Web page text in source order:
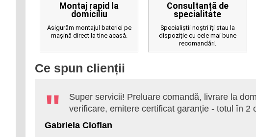
Montaj rapid la
domiciliu
Asigurăm montajul bateriei pe
mașină direct la tine acasă.
Consultanță de
specialitate
Specialiștii noștri îți stau la
dispoziție cu cele mai bune
recomandări.
Ce spun clienții
Super servicii! Preluare comandă, livrare la
verificare, emitere certificat garanție - totul în
Gabriela Cioflan